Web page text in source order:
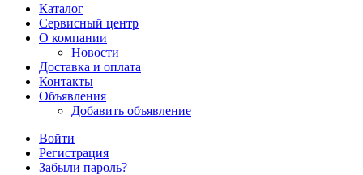
Каталог
Сервисный центр
О компании
Новости
Доставка и оплата
Контакты
Объявления
Добавить объявление
Войти
Регистрация
Забыли пароль?